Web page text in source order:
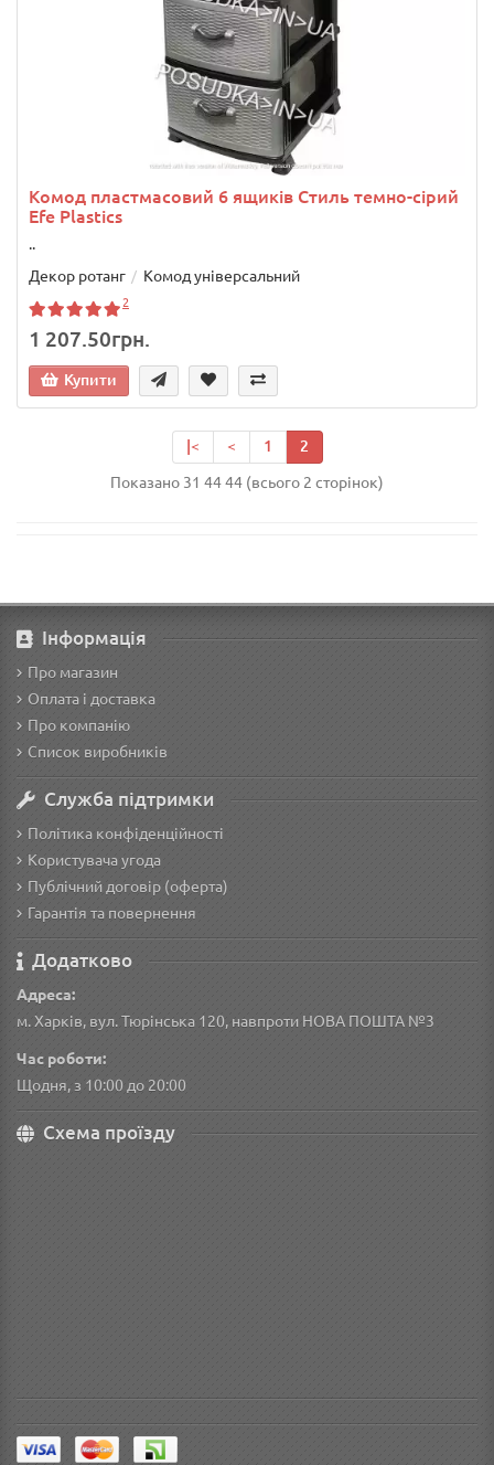
Комод пластмасовий 6 ящиків Стиль темно-сірий
Efe Plastics
..
Декор ротанг
Комод універсальний
2
1 207.50грн.
Купити
|< < 1 2
Показано 31 44 44 (всього 2 сторінок)
Інформація
Про магазин
Оплата і доставка
Про компанію
Список виробників
Служба підтримки
Політика конфіденційності
Користувача угода
Публічний договір (оферта)
Гарантія та повернення
Додатково
Адреса:
м. Харків, вул. Тюрінська 120, навпроти НОВА ПОШТА №3
Час роботи:
Щодня, з 10:00 до 20:00
Схема проїзду